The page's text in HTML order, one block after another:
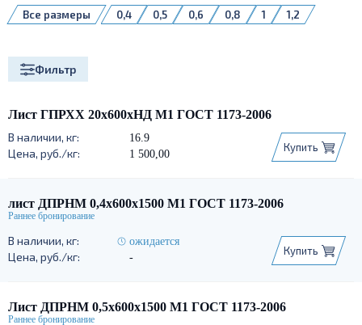
0,4 0,5 0,6 0,8 1
1,2
Все размеры
Фильтр
Лист ГПРХХ 20х600хНД М1 ГОСТ 1173-2006
16.9
1 500,00
Купить
лист ДПРНМ 0,4х600х1500 М1 ГОСТ 1173-2006
ожидается
-
Купить
Лист ДПРНМ 0,5х600х1500 М1 ГОСТ 1173-2006